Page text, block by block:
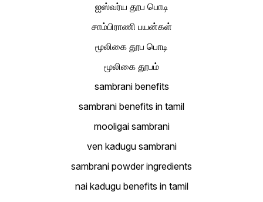
ஐஸ்வர்ய தூப பொடி
சாம்பிராணி பயன்கள்
மூலிகை தூப பொடி
மூலிகை தூபம்
sambrani benefits
sambrani benefits in tamil
mooligai sambrani
ven kadugu sambrani
sambrani powder ingredients
nai kadugu benefits in tamil